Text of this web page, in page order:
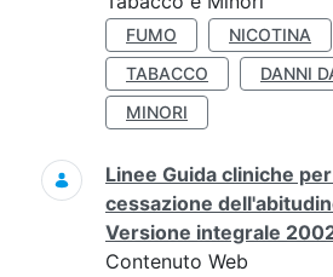
FUMO NICOTINA
TABACCO
DANNI
MINORI
Linee Guida cliniche
cessazione
Versione integrale
Contenuto Web